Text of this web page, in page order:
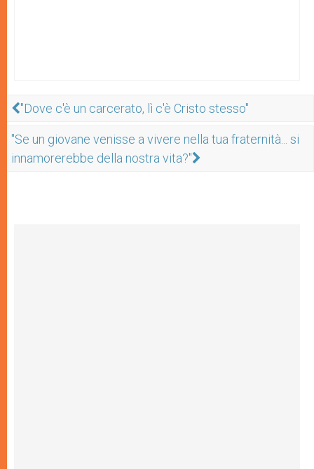
"Dove c'è un carcerato, lì c'è Cristo stesso"
"Se un giovane venisse a vivere nella tua fraternità... si
innamorerebbe della nostra vita?"